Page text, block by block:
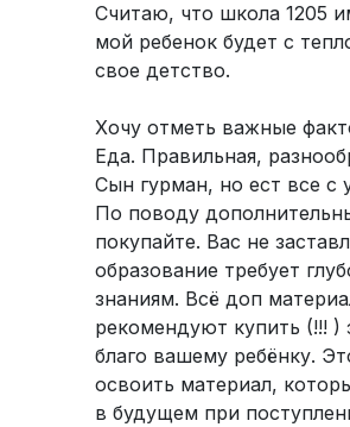
Считаю, что школа 1205
мой ребенок будет с
свое детство.
Хочу отметь важные
Еда. Правильная,
Сын гурман, но ест все с
По поводу
покупайте. Вас не
образование требует
знаниям. Всё доп
рекомендуют купить (!!! )
благо вашему ребёнку.
освоить материал,
в будущем при